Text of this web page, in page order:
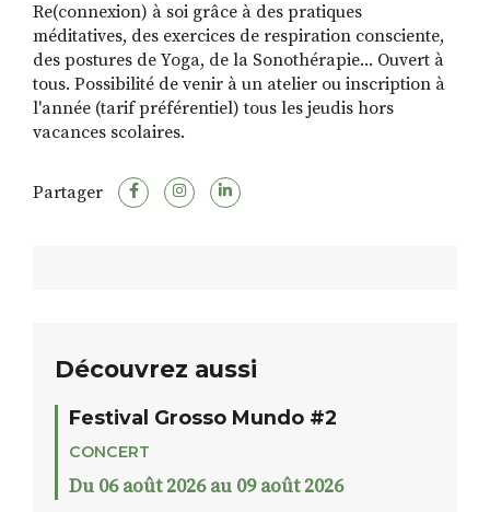
Re(connexion) à soi grâce à des pratiques
méditatives, des exercices de respiration consciente,
des postures de Yoga, de la Sonothérapie... Ouvert à
tous. Possibilité de venir à un atelier ou inscription à
l'année (tarif préférentiel) tous les jeudis hors
vacances scolaires.
Partager
Découvrez aussi
Festival Grosso Mundo #2
CONCERT
Du 06 août 2026 au 09 août 2026